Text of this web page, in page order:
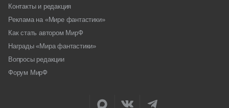
Контакты и редакция
Реклама на «Мире фантастики»
Как стать автором МирФ
Награды «Мира фантастики»
Вопросы редакции
Форум МирФ